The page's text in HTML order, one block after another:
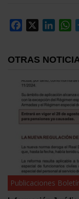
Facebook
OTRAS
Publicaciones